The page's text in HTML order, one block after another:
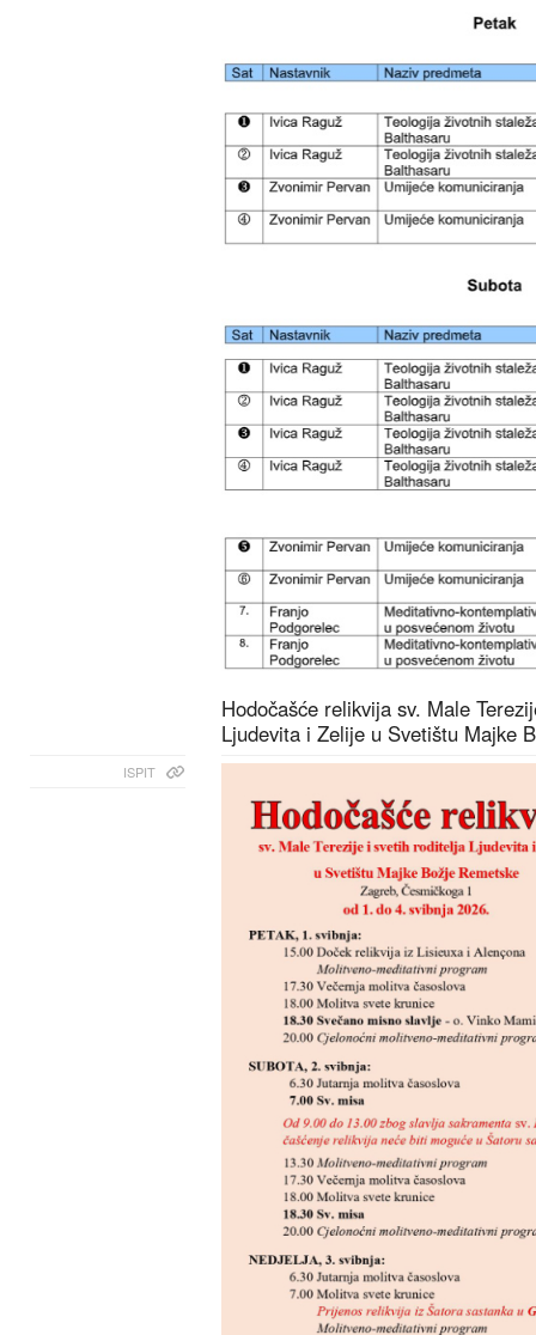
Hodočašće relikvija sv. Male
Ljudevita i Zelije u Svetištu Majke
ISPIT